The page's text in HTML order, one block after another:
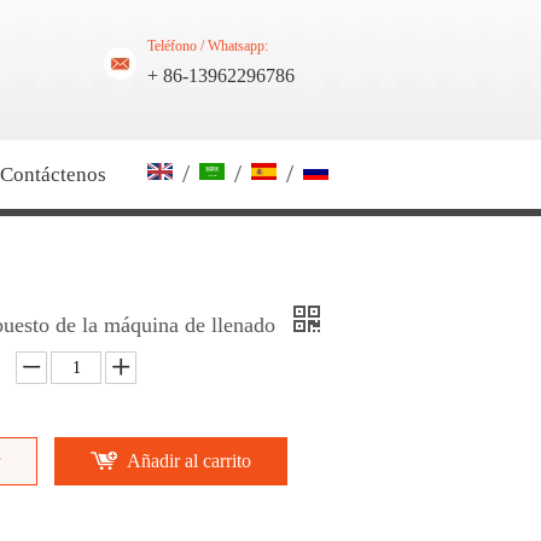
Teléfono / Whatsapp:
+ 86-13962296786
Contáctenos / / /
de la máquina de llenado
Añadir al carrito